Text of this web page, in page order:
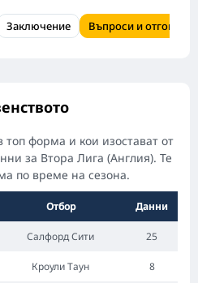
Заключение Въпроси и отговори
топ форма и кои изостават от
за Втора Лига (Англия). Те
по време на сезона.
Отбор Данни
Салфорд Сити 25
Кроули Таун 8